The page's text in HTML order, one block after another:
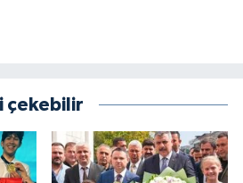
çekebilir